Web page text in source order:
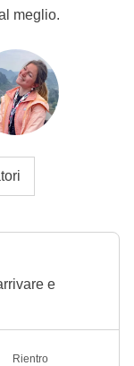
redatta in
georgiana
prevedere
al periodo di
meglio.
e
Rientro